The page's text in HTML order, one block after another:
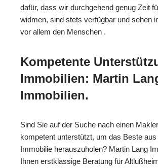
dafür, dass wir durchgehend genug Zeit
widmen, sind stets verfügbar und sehen
vor allem den Menschen .
Kompetente
Immobilien: Martin
Immobilien.
Sind Sie auf der Suche nach einen
kompetent unterstützt, um das Beste aus
Immobilie herauszuholen? Martin Lang
Ihnen erstklassige Beratung für